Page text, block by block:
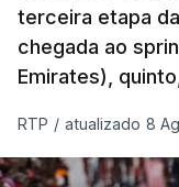
terceira etapa
chegada ao
Emirates),
RTP / atualizado 8